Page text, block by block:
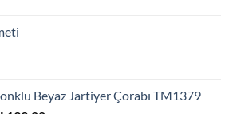
Beyaz Jartiyer Çorabı TM1379